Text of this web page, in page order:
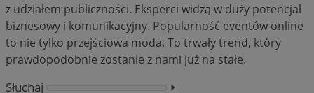
z udziałem publiczności. Eksperci widzą w duży potencjał
biznesowy i komunikacyjny. Popularność eventów online
to nie tylko przejściowa moda. To trwały trend, który
prawdopodobnie zostanie z nami już na stałe.
Słuchaj ⏵︎